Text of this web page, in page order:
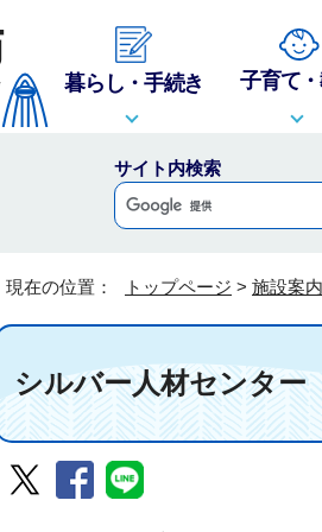
暮らし・手続き 子育て
サイト内検索
現在の位置： トップページ > 施設案内
シルバー人材センター